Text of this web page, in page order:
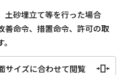
砂埋立て等を行った場合
善命令、措置命令、許可の取
サイズに合わせて閲覧